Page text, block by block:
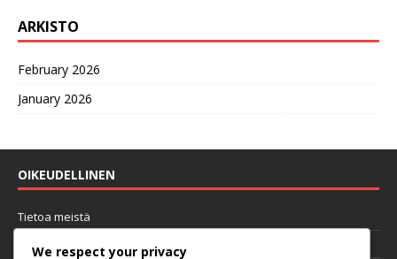
ARKISTO
February 2026
January 2026
OIKEUDELLINEN
Tietoa meistä
Käyttöehdot
We respect your privacy